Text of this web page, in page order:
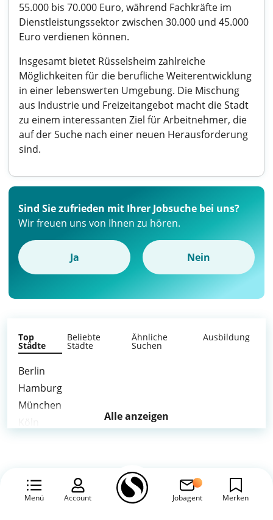
55.000 bis 70.000 Euro, während Fachkräfte im
Dienstleistungssektor zwischen 30.000 und 45.000
Euro verdienen können.
Insgesamt bietet Rüsselsheim zahlreiche
Möglichkeiten für die berufliche Weiterentwicklung
in einer lebenswerten Umgebung. Die Mischung
aus Industrie und Freizeitangebot macht die Stadt
zu einem interessanten Ziel für Arbeitnehmer, die
auf der Suche nach einer neuen Herausforderung
sind.
Menü Account Jobagent Merken
Sind Sie zufrieden mit Ihrer Jobsuche bei uns?
Wir freuen uns von Ihnen zu hören.
Ja Nein
Top
Städte
Beliebte
Städte
Ähnliche
Suchen
Ausbildung
Berlin
Hamburg
München
Leipzig
Alle anzeigen